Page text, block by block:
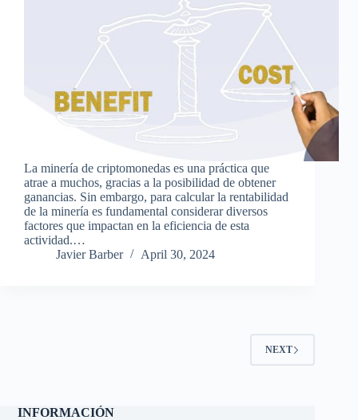
La minería de criptomonedas es una práctica que
atrae a muchos, gracias a la posibilidad de obtener
ganancias. Sin embargo, para calcular la rentabilidad
de la minería es fundamental considerar diversos
factores que impactan en la eficiencia de esta
actividad.…
Javier Barber
April 30, 2024
NEXT
INFORMACIÓN